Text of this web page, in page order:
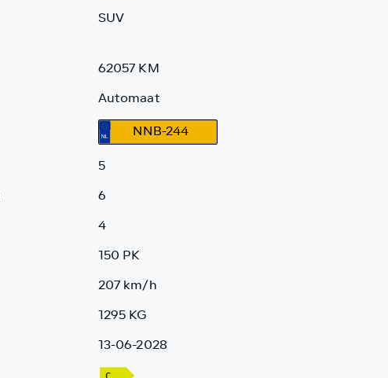
SUV
62057 KM
Automaat
NNB-244
5
6
4
150 PK
207 km/h
1295 KG
13-06-2028